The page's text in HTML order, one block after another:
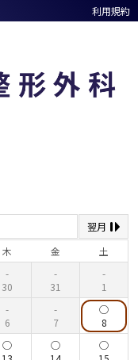
利用規約
翌月
木 金 土
30 31 1
6 7 8